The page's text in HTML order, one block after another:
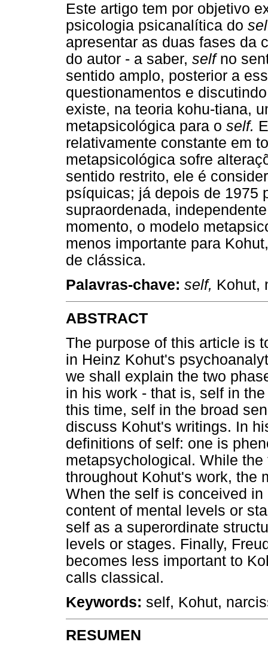
Este artigo tem por objetivo
psicologia psicanalítica do
apresentar as duas fases da
do autor - a saber, selfno
sentido amplo, posterior a
questionamentos e
existe, na teoria kohu-tiana,
metapsicológica para o self.
relativamente constante em
metapsicológica sofre
sentido restrito, ele é
psíquicas; já depois de 1975
supraordenada,
momento, o modelo
menos importante para
de clássica.
Palavras-chave: self, Kohut,
ABSTRACT
The purpose of this article is
in Heinz Kohut's
we shall explain the two
in his work - that is, self in
this time, self in the broad
discuss Kohut's writings. In
definitions of self: one is
metapsychological. While
throughout Kohut's work, the
When the self is conceived
content of mental levels or
self as a superordinate
levels or stages. Finally,
becomes less important to
calls classical.
Keywords: self, Kohut,
RESUMEN